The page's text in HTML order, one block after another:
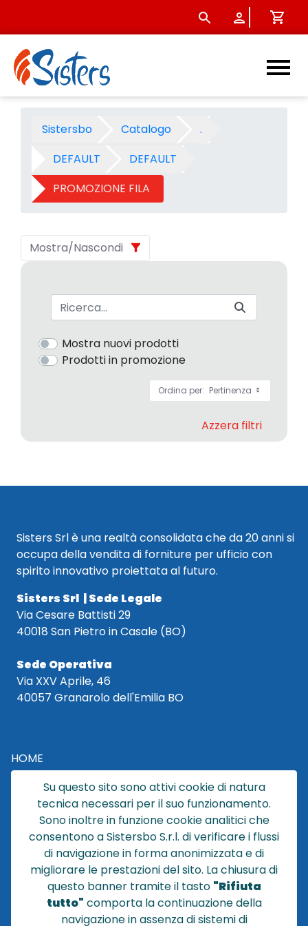
PROMOZIONE FILA -
Sistersbo Catalogo
.
DEFAULT
DEFAULT
PROMOZIONE FILA
Mostra/Nascondi
Barra di ricerca
Mostra nuovi prodotti
Prodotti in promozione
Ordina per: Pertinenza
Azzera filtri
Sisters Srl è una realtà consolidata che da 20 anni si
occupa della vendita di forniture per ufficio con
spirito innovativo proiettata al futuro.
Sisters Srl | Sede Legale
Via Cesare Battisti 29
40018 San Pietro in Casale (BO)
Sede Operativa
Via XXV Aprile, 46
40057 Granarolo dell'Emilia BO
HOME
CATALOGO
CHI SIAMO
NEWS
CONTATTACI
CONDIZIONI DI VENDITA
POLICY PRIVACY
NOTE LEGALI
Su questo sito sono attivi cookie di natura
tecnica necessari per il suo funzionamento.
Sono inoltre in funzione cookie analitici che
consentono a Sistersbo S.r.l. di verificare i flussi
di navigazione in forma anonimizzata e di
migliorare le prestazioni del sito. La chiusura di
questo banner tramite il tasto "Rifiuta
tutto" comporta la continuazione della
navigazione in assenza di sistemi di